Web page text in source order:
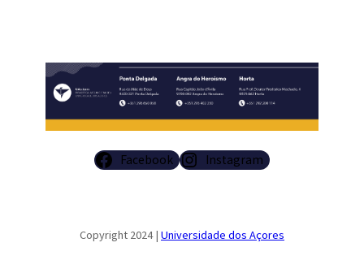
Facebook Instagram
Copyright 2024 | Universidade dos Açores